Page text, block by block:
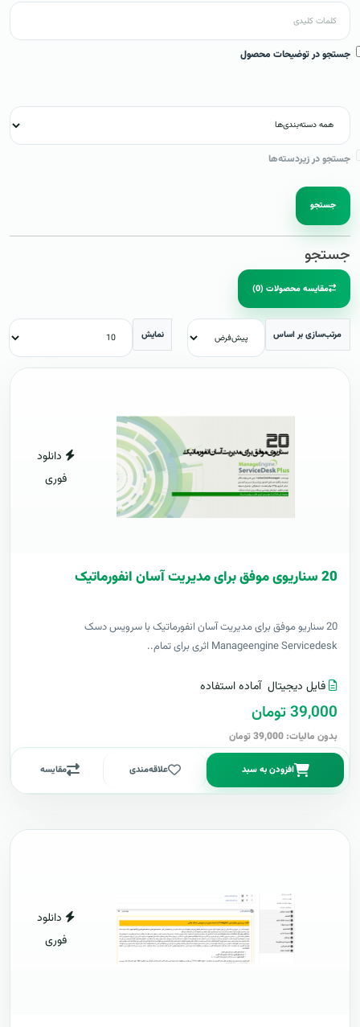
جستجو در توضیحات محصول
جستجو در زیردسته‌ها
جستجو
جستجو
مقایسه محصولات (0)
مرتب‌سازی بر اساس نمایش
دانلود
فوری
20 سناریوی موفق برای مدیریت آسان انفورماتیک
20 سناریو موفق برای مدیریت آسان انفورماتیک با سرویس دسک
Manageengine Servicedesk اثری برای تمام..
فایل دیجیتال آماده استفاده
39,000 تومان
بدون مالیات: 39,000 تومان
افزودن به سبد علاقه‌مندی مقایسه
دانلود
فوری